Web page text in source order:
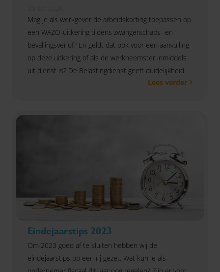
Mag je als werkgever de arbeidskorting toepassen op
een WAZO-uitkering tijdens zwangerschaps- en
bevallingsverlof? En geldt dat ook voor een aanvulling
op deze uitkering of als de werkneemster inmiddels
uit dienst is? De Belastingdienst geeft duidelijkheid.
Lees verder
Eindejaarstips 2023
Om 2023 goed af te sluiten hebben wij de
eindejaarstips op een rij gezet. Wat kun je als